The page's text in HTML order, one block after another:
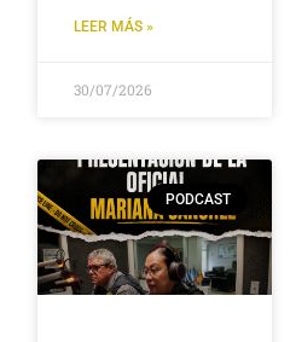
LEER MÁS »
30/07/2026
PODCAST